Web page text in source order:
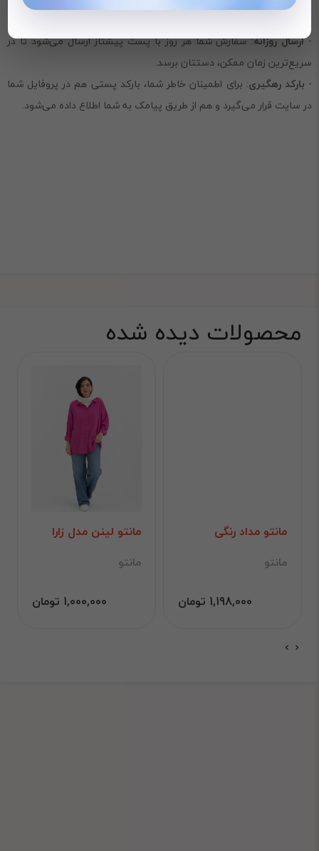
-ارسال روزانه: سفارش شما هر روز با پست پیشتاز ارسال می‌شود تا در
سریع‌ترین زمان ممکن، دستتان برسد.
- بارکد رهگیری: برای اطمینان خاطر شما، بارکد پستی هم در پروفایل شما
در سایت قرار می‌گیرد و هم از طریق پیامک به شما اطلاع داده می‌شود.
محصولات دیده شده
مانتو مداد رنگی
مانتو
1,198,000 تومان
مانتو لینن مدل زارا
مانتو
1,000,000 تومان